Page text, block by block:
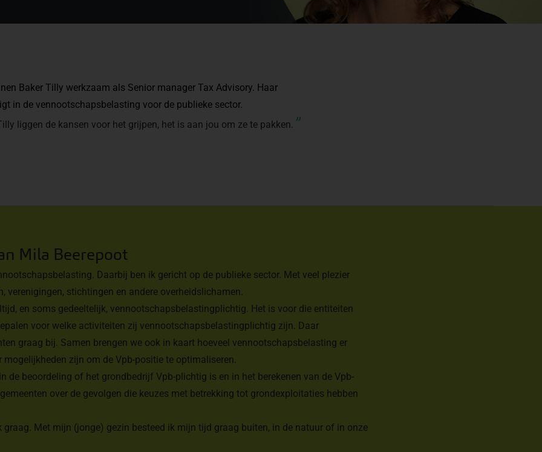
Baker Tilly werkzaam als Senior manager Tax Advisory. Haar
in de vennootschapsbelasting voor de publieke sector.
liggen de kansen voor het grijpen, het is aan jou om ze te pakken. ”
Mila Beerepoot
Daarbij ben ik gericht op de publieke sector. Met veel plezier
verenigingen, stichtingen en andere overheidslichamen.
en soms gedeeltelijk, vennootschapsbelastingplichtig. Het is voor die entiteiten
voor welke activiteiten zij vennootschapsbelastingplichtig zijn. Daar
graag bij. Samen brengen we ook in kaart hoeveel vennootschapsbelasting er
mogelijkheden zijn om de Vpb-positie te optimaliseren.
de beoordeling of het grondbedrijf Vpb-plichtig is en in het berekenen van de Vpb-
over de gevolgen die keuzes met betrekking tot grondexploitaties hebben
graag. Met mijn (jonge) gezin besteed ik mijn tijd graag buiten, in de natuur of in onze